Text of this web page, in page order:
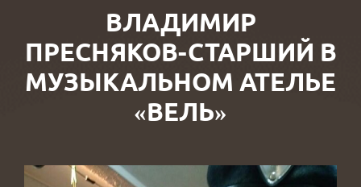
ВЛАДИМИР
ПРЕСНЯКОВ-СТАРШИЙ В
МУЗЫКАЛЬНОМ АТЕЛЬЕ
«ВЕЛЬ»